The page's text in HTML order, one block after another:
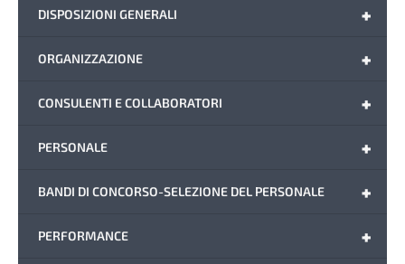
+
DISPOSIZIONI GENERALI
+
ORGANIZZAZIONE
+
CONSULENTI E COLLABORATORI
+
PERSONALE
+
BANDI DI CONCORSO-SELEZIONE DEL PERSONALE
+
PERFORMANCE